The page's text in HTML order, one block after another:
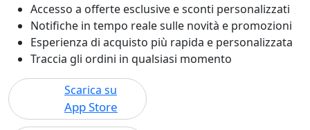
Accesso a offerte esclusive e sconti personalizzati
Notifiche in tempo reale sulle novità e promozioni
Esperienza di acquisto più rapida e personalizzata
Traccia gli ordini in qualsiasi momento
Scarica su
App Store